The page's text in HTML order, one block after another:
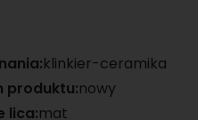
klinkier-ceramika
produktu:nowy
lica:mat